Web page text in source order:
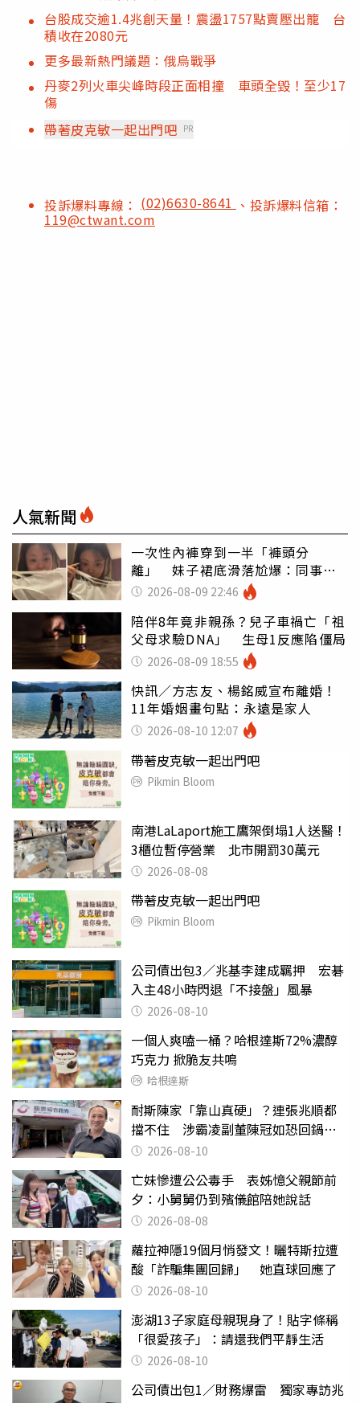
台股成交逾1.4兆創天量！震盪1757點賣壓出籠 台
積收在2080元
更多最新熱門議題：俄烏戰爭
丹麥2列火車尖峰時段正面相撞 車頭全毀！至少17
傷
帶著皮克敏一起出門吧 PR
投訴爆料專線： (02)6630-8641 、投訴爆料信箱：
119@ctwant.com
人氣新聞
一次性內褲穿到一半「褲頭分
離」 妹子裙底滑落尬爆：同事全
看光2026-08-09 22:46
陪伴8年竟非親孫？兒子車禍亡「祖
父母求驗DNA」 生母1反應陷僵局
2026-08-09 18:55
快訊／方志友、楊銘威宣布離婚！
11年婚姻畫句點：永遠是家人
2026-08-10 12:07
帶著皮克敏一起出門吧
Pikmin Bloom
南港LaLaport施工鷹架倒塌1人送醫！
3櫃位暫停營業 北市開罰30萬元
2026-08-08
帶著皮克敏一起出門吧
Pikmin Bloom
公司債出包3／兆基李建成羈押 宏碁
入主48小時閃退「不接盤」風暴
2026-08-10
一個人爽嗑一桶？哈根達斯72%濃醇
巧克力 掀脆友共鳴
哈根達斯
耐斯陳家「靠山真硬」？連張兆順都
擋不住 涉霸凌副董陳冠如恐回鍋國
票證2026-08-10
亡妹慘遭公公毒手 表姊憶父親節前
夕：小舅舅仍到殯儀館陪她說話
2026-08-08
蘿拉神隱19個月悄發文！曬特斯拉遭
酸「詐騙集團回歸」 她直球回應了
2026-08-10
澎湖13子家庭母親現身了！貼字條稱
「很愛孩子」：請還我們平靜生活
2026-08-10
公司債出包1／財務爆雷 獨家專訪兆